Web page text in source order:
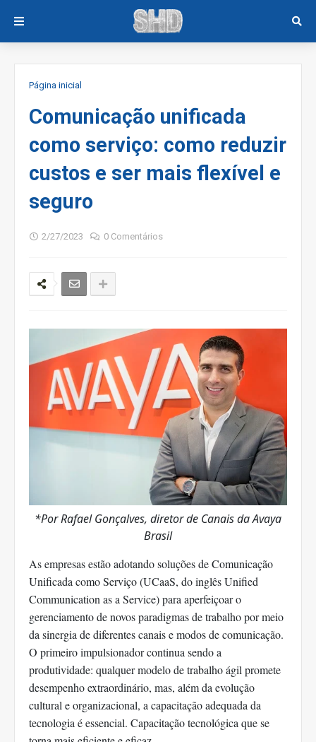
Página inicial
Comunicação unificada
como serviço: como reduzir
custos e ser mais flexível e
seguro
2/27/2023 0 Comentários
*Por Rafael Gonçalves, diretor de Canais da Avaya
Brasil
As empresas estão adotando soluções de Comunicação
Unificada como Serviço (UCaaS, do inglês Unified
Communication as a Service) para aperfeiçoar o
gerenciamento de novos paradigmas de trabalho por meio
da sinergia de diferentes canais e modos de comunicação.
O primeiro impulsionador continua sendo a
produtividade: qualquer modelo de trabalho ágil promete
desempenho extraordinário, mas, além da evolução
cultural e organizacional, a capacitação adequada da
tecnologia é essencial. Capacitação tecnológica que se